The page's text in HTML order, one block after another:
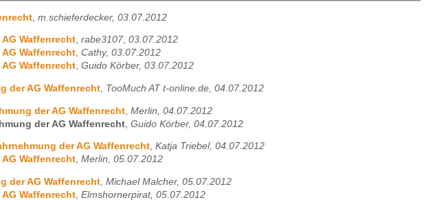
m.schieferdecker, 03.07.2012
Waffenrecht, rabe3107, 03.07.2012
Waffenrecht, Cathy, 03.07.2012
Waffenrecht, Guido Körber, 03.07.2012
der AG Waffenrecht, TooMuch AT t-online.de, 04.07.2012
der AG Waffenrecht Merlin, 04.07.2012
der AG Waffenrecht Guido Körber, 04.07.2012
der AG Waffenrecht, Katja Triebel, 04.07.2012
Waffenrecht, Merlin, 05.07.2012
der AG Waffenrecht Michael Malcher, 05.07.2012
Waffenrecht Elmshornerpirat, 05.07.2012